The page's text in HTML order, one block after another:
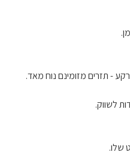
- תזרים מזומינם נוח מאד.
לשווק.
שלו.